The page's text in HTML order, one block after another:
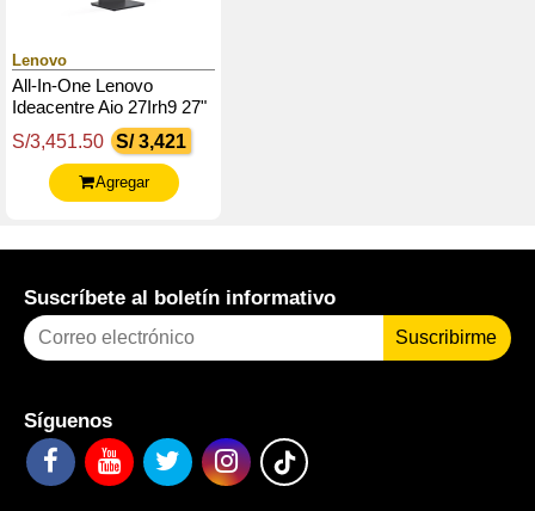
Lenovo
All-In-One Lenovo
Ideacentre Aio 27Irh9 27"
Fhd Ips Core I7-13620H
Hasta 4.9Ghz 16Gb Ddr5
S/3,451.50 S/ 3,421
Agregar
Suscríbete al boletín informativo
Suscribirme
Síguenos